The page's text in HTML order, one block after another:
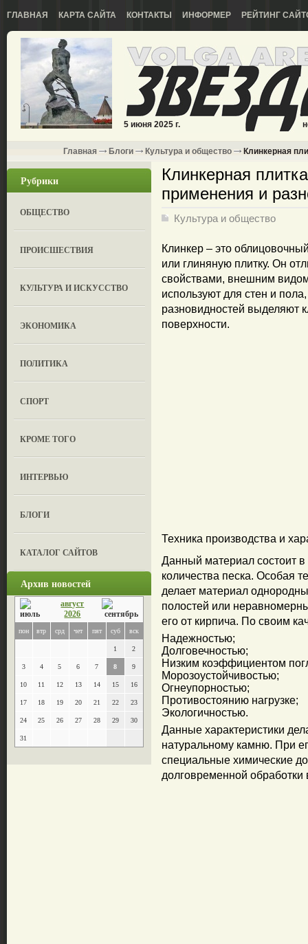
ГЛАВНАЯ КАРТА САЙТА КОНТАКТЫ ИНФОРМЕР РЕЙТИНГ
5 июня 2025 г.
Главная Блоги Культура и общество Клинкерная
Рубрики
ОБЩЕСТВО
ПРОИСШЕСТВИЯ
КУЛЬТУРА И ИСКУССТВО
ЭКОНОМИКА
ПОЛИТИКА
СПОРТ
КРОМЕ ТОГО
ИНТЕРВЬЮ
БЛОГИ
КАТАЛОГ САЙТОВ
Архив новостей
август
2026
пон втр срд чет пят суб вск
1 2
3 4 5 6 7 8 9
10 11 12 13 14 15 16
17 18 19 20 21 22 23
24 25 26 27 28 29 30
31
Клинкерная
применения и
Культура и общество
Клинкер – это
или глиняную плитку. Он
свойствами, внешним
используют для стен и
разновидностей выделяют
поверхности.
Техника производства и
Данный материал состоит
количества песка. Особая
делает материал
полостей или
его от кирпича. По своим
Надежностью;
Долговечностью;
Низким коэффициентом
Морозоустойчивостью;
Огнеупорностью;
Противостоянию нагрузке;
Экологичностью.
Данные характеристики
натуральному камню. При
специальные химические
долговременной